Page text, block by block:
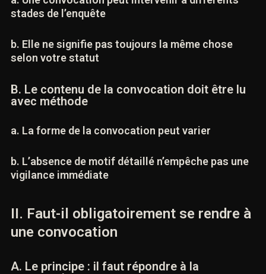
stades de l’enquête
b. Elle ne signifie pas toujours la même chose
selon votre statut
B. Le contenu de la convocation doit être lu
avec méthode
a. La forme de la convocation peut varier
b. L’absence de motif détaillé n’empêche pas
une vigilance immédiate
II. Faut-il obligatoirement se rendre
à une convocation
A. Le principe : il faut répondre à la